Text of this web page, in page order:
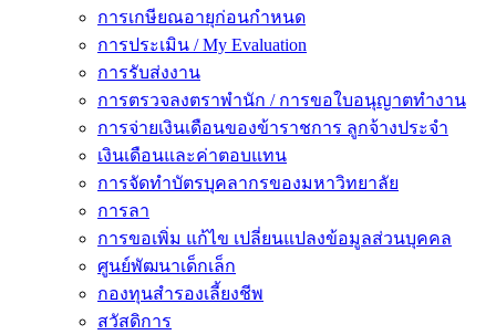
การเกษียณอายุก่อนกำหนด
การประเมิน / My Evaluation
การรับส่งงาน
การตรวจลงตราพำนัก / การขอใบอนุญาตทำงาน
การจ่ายเงินเดือนของข้าราชการ ลูกจ้างประจำ
เงินเดือนและค่าตอบแทน
การจัดทำบัตรบุคลากรของมหาวิทยาลัย
การลา
การขอเพิ่ม แก้ไข เปลี่ยนแปลงข้อมูลส่วนบุคคล
ศูนย์พัฒนาเด็กเล็ก
กองทุนสำรองเลี้ยงชีพ
สวัสดิการ